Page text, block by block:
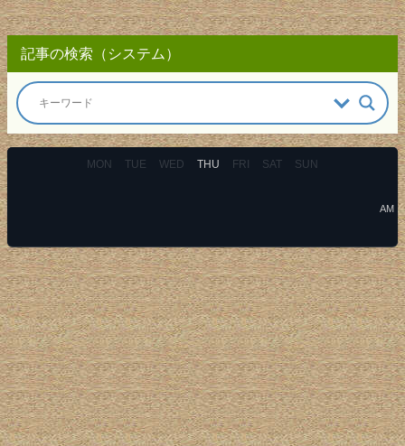
記事の検索（システム）
MON TUE WED THU FRI SAT SUN
AM